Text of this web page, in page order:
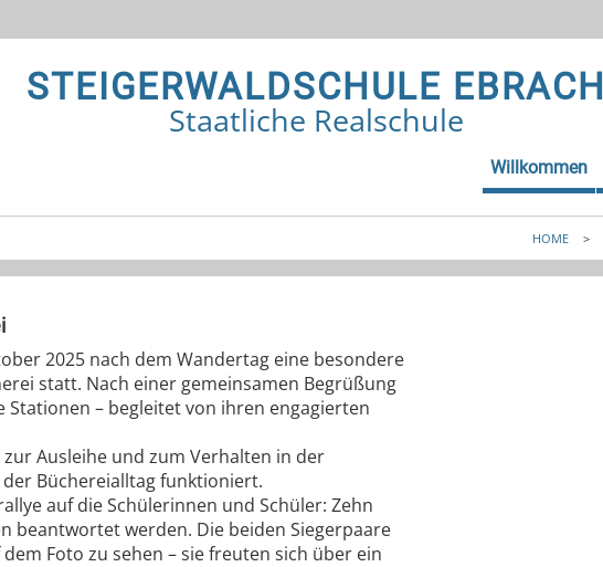
STEIGERWALDSCHULE EBRACH
Staatliche Realschule
Willkommen
HOME >
2025 nach dem Wandertag eine besondere
statt. Nach einer gemeinsamen Begrüßung
– begleitet von ihren engagierten
Ausleihe und zum Verhalten in der
Büchereialltag funktioniert.
auf die Schülerinnen und Schüler: Zehn
beantwortet werden. Die beiden Siegerpaare
Foto zu sehen – sie freuten sich über ein